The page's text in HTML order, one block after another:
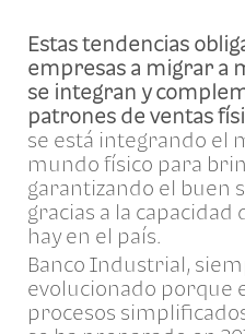
Estas tendencias
empresas a migrar a
se integran y
patrones de ventas
se está integrando el
mundo físico para
garantizando el buen
gracias a la
hay en el país.
Banco Industrial,
evolucionado porque
procesos